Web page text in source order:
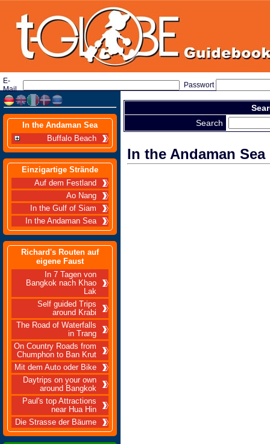
E-
Mail
Passwort
In the Andaman Sea
Buffalo Beach
Einzigartige Strände
Auf dem Festland
Ao Nang
In the Gulf of Siam
In the Andaman Sea
Richard's Routen auf
eigene Faust
In 7 Tagen von
Bangkok nach Khao
Lak
Self guided Trips
around Krabi
The Road of Waterfalls
in Trang
On Country Roads from
Chumphon to Ban Krut
Mit dem Auto oder Bike
Daytrips on your own
around Bangkok
Paul's top Attractions
near Hua Hin
Die Strasse der Bäume
Search
In the Andaman Sea